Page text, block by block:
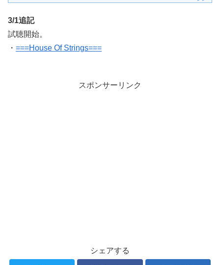
3/1追記
試聴開始。
・ ===House Of Strings===
スポンサーリンク
シェアする